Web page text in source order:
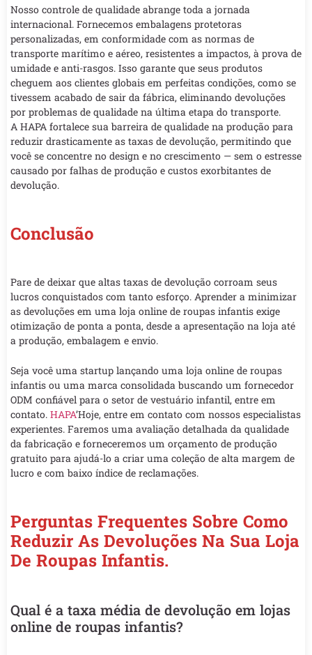
Nosso controle de qualidade abrange toda a jornada
internacional. Fornecemos embalagens protetoras
personalizadas, em conformidade com as normas de
transporte marítimo e aéreo, resistentes a impactos, à prova de
umidade e anti-rasgos. Isso garante que seus produtos
cheguem aos clientes globais em perfeitas condições, como se
tivessem acabado de sair da fábrica, eliminando devoluções
por problemas de qualidade na última etapa do transporte.
A HAPA fortalece sua barreira de qualidade na produção para
reduzir drasticamente as taxas de devolução, permitindo que
você se concentre no design e no crescimento — sem o estresse
causado por falhas de produção e custos exorbitantes de
devolução.
Conclusão
Pare de deixar que altas taxas de devolução corroam seus
lucros conquistados com tanto esforço. Aprender a minimizar
as devoluções em uma loja online de roupas infantis exige
otimização de ponta a ponta, desde a apresentação na loja até
a produção, embalagem e envio.
Seja você uma startup lançando uma loja online de roupas
infantis ou uma marca consolidada buscando um fornecedor
ODM confiável para o setor de vestuário infantil, entre em
contato. HAPA’Hoje, entre em contato com nossos especialistas
experientes. Faremos uma avaliação detalhada da qualidade
da fabricação e forneceremos um orçamento de produção
gratuito para ajudá-lo a criar uma coleção de alta margem de
lucro e com baixo índice de reclamações.
Perguntas Frequentes Sobre Como
Reduzir As Devoluções Na Sua Loja
De Roupas Infantis.
Qual é a taxa média de devolução em lojas
online de roupas infantis?